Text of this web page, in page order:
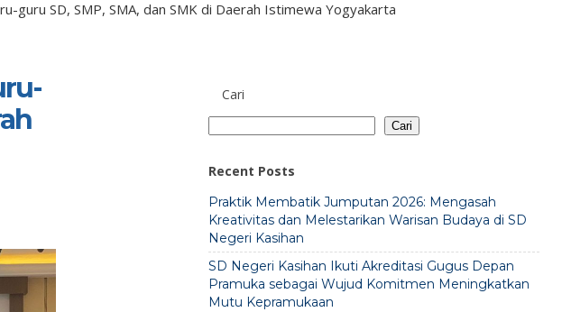
guru SD, SMP, SMA, dan SMK di Daerah Istimewa Yogyakarta
Cari
Cari
Recent Posts
Praktik Membatik Jumputan 2026: Mengasah
Kreativitas dan Melestarikan Warisan Budaya di SD
Negeri Kasihan
SD Negeri Kasihan Ikuti Akreditasi Gugus Depan
Pramuka sebagai Wujud Komitmen Meningkatkan
Mutu Kepramukaan